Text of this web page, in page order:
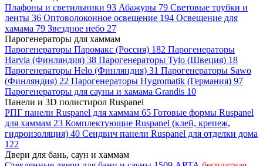
Плафоны и светильники 93 Абажуры 79 Световые трубки и
ленты 36 Оптоволоконное освещение 194 Освещение для
хамама 79 Звездное небо 27
Парогенераторы для хаммам
Парогенераторы Паромакс (Россия) 182 Парогенераторы
Harvia (Финляндия) 38 Парогенераторы Tylo (Швеция) 18
Парогенераторы Helo (Финляндия) 31 Парогенераторы Sawo
(Финляндия) 22 Парогенераторы Hygromatik (Германия) 97
Парогенераторы для сауны и хамама Grandis 10
Панели и 3D полистирол Ruspanel
РПГ панели Ruspanel для хаммам 65 Готовые формы Ruspanel
для хаммам 23 Комплектующие Ruspanel (клей, крепеж,
гидроизоляция) 40 Сендвич панели Ruspanel для отделки дома
122
Двери для бань, саун и хаммам